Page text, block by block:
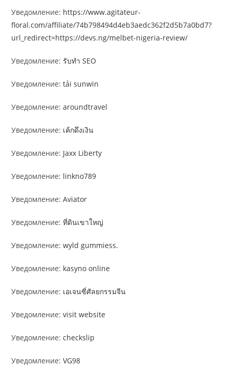
Уведомление: https://www.agitateur-
floral.com/affiliate/74b798494d4eb3aedc362f2d5b7a0bd7?
url_redirect=https://devs.ng/melbet-nigeria-review/
Уведомление: รับทำ SEO
Уведомление:tải sunwin
Уведомление:aroundtravel
Уведомление: เค้กดึงเงิน
Уведомление: Jaxx Liberty
Уведомление: linkno789
Уведомление:Aviator
Уведомление:ที่ดินเขาใหญ่
Уведомление:wyld gummiess.
Уведомление: kasyno online
Уведомление: เอเจนซี่ศัลยกรรมจีน
Уведомление:visit website
Уведомление:checkslip
Уведомление:VG98